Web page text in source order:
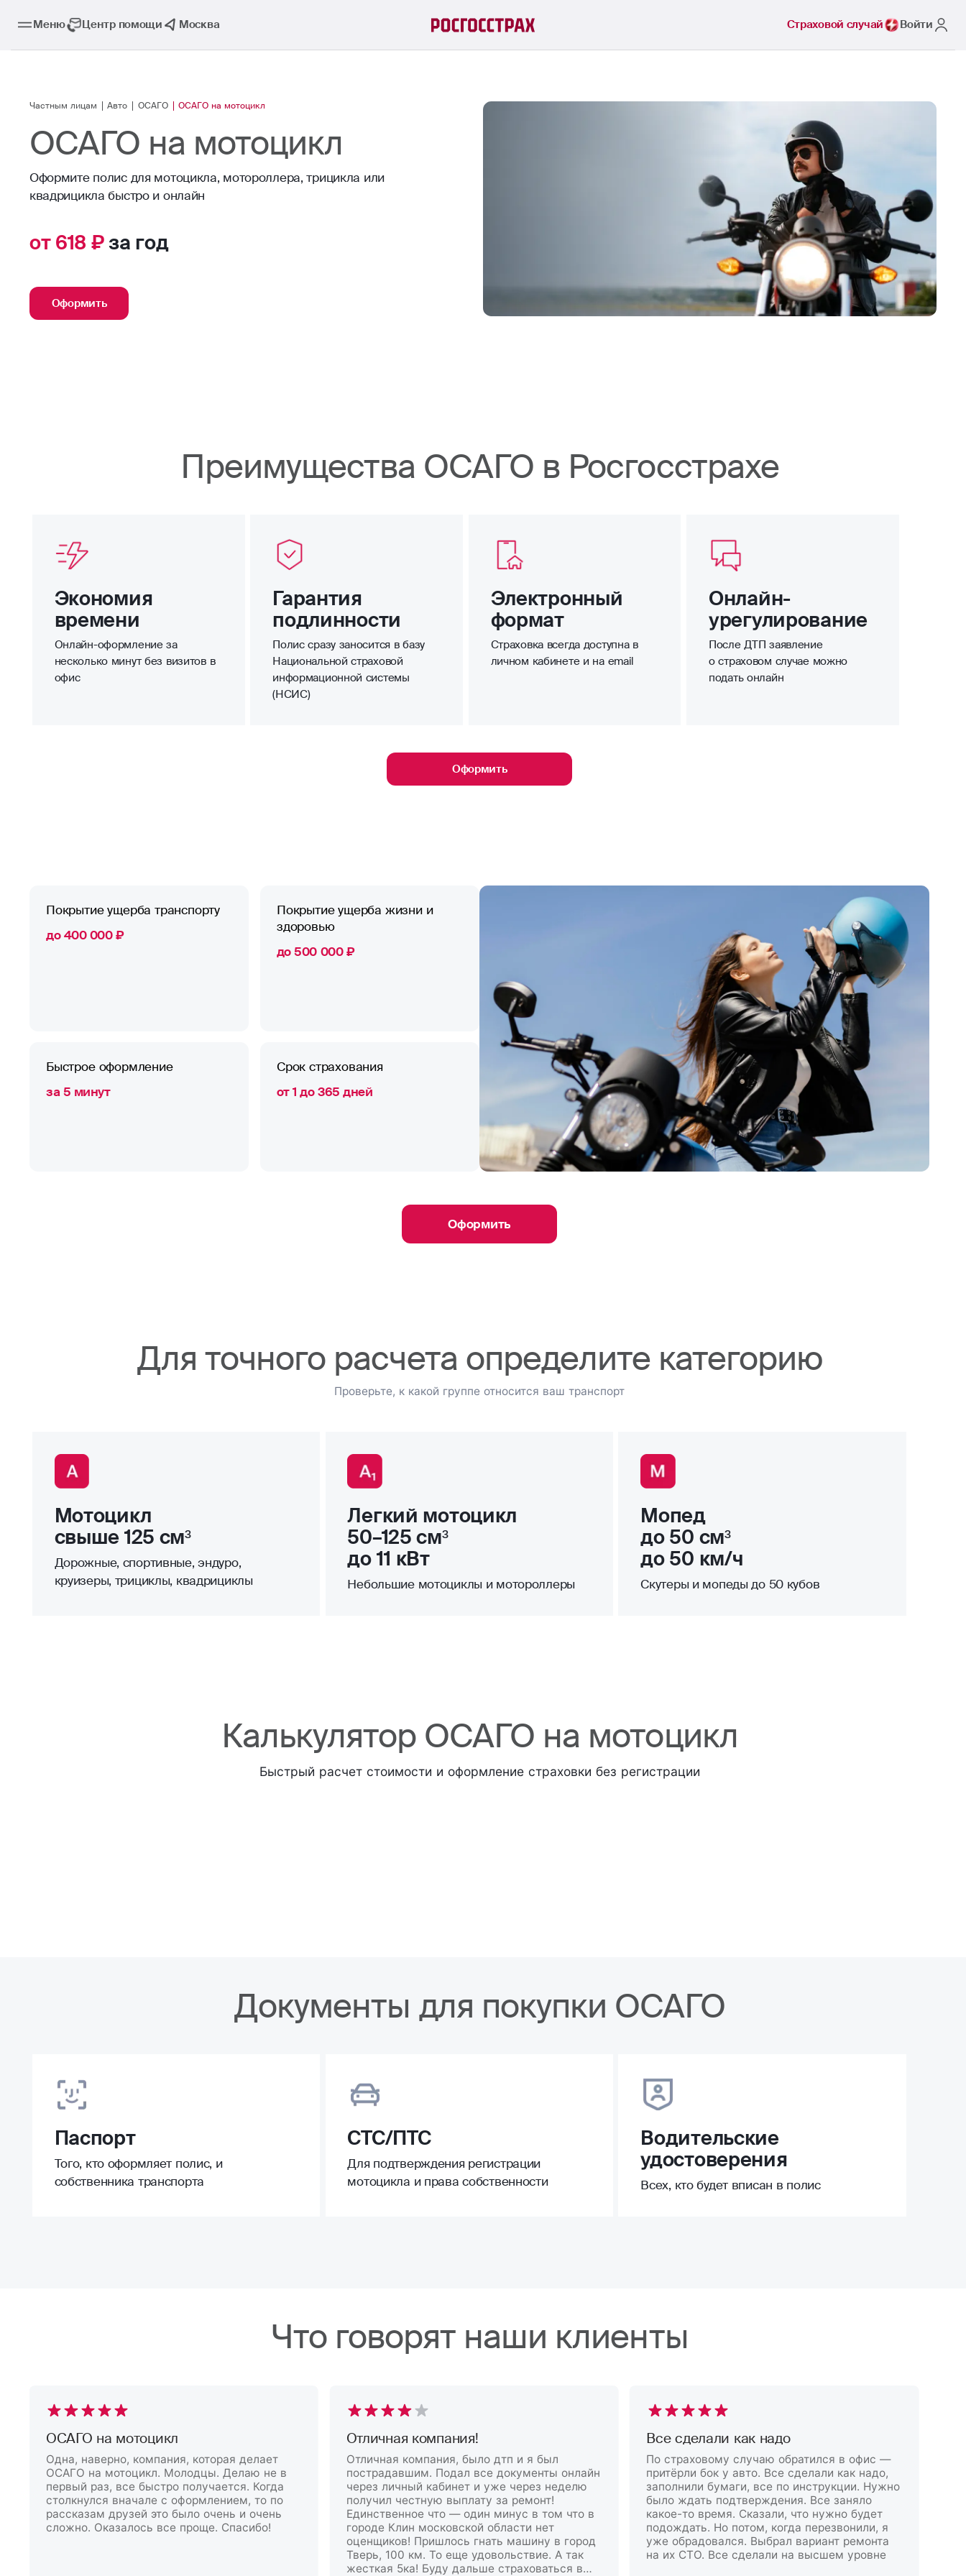
Меню Центр помощи Москва Страховой случай Войти
Частным лицам Авто ОСАГО ОСАГО на мотоцикл
ОСАГО на мотоцикл
Оформите полис для мотоцикла, мотороллера, трицикла или
квадрицикла быстро и онлайн
от 618 ₽за год
Оформить
Преимущества ОСАГО в Росгосстрахе
Экономия
времени
Онлайн-оформление за
несколько минут без визитов в
офис
Гарантия
подлинности
Полис сразу заносится в базу
Национальной страховой
информационной системы
(НСИС)
Электронный
формат
Страховка всегда доступна в
личном кабинете и на email
Онлайн-
урегулирование
После ДТП заявление
о страховом случае можно
подать онлайн
Оформить
Покрытие ущерба транспорту
до 400 000 ₽
Покрытие ущерба жизни и
здоровью
до 500 000 ₽
Быстрое оформление
за 5 минут
Срок страхования
от 1 до 365 дней
Оформить
Для точного расчета определите категорию
Проверьте, к какой группе относится ваш транспорт
Мотоцикл
свыше 125 см³
Дорожные, спортивные, эндуро,
круизеры, трициклы, квадрициклы
Легкий мотоцикл
50–125 см³
до 11 кВт
Небольшие мотоциклы и мотороллеры
Мопед
до 50 см³
до 50 км/ч
Скутеры и мопеды до 50 кубов
Калькулятор ОСАГО на мотоцикл
Быстрый расчет стоимости и оформление страховки без регистрации
Документы для покупки ОСАГО
Паспорт
Того, кто оформляет полис, и
собственника транспорта
СТС/ПТС
Для подтверждения регистрации
мотоцикла и права собственности
Водительские
удостоверения
Всех, кто будет вписан в полис
Что говорят наши клиенты
ОСАГО на мотоцикл
Одна, наверно, компания, которая делает
ОСАГО на мотоцикл. Молодцы. Делаю не в
первый раз, все быстро получается. Когда
столкнулся вначале с оформлением, то по
рассказам друзей это было очень и очень
сложно. Оказалось все проще. Спасибо!
Отличная компания!
Отличная компания, было дтп и я был
пострадавшим. Подал все документы онлайн
через личный кабинет и уже через неделю
получил честную выплату за ремонт!
Единственное что — один минус в том что в
городе Клин московской области нет
оценщиков! Пришлось гнать машину в город
Тверь, 100 км. То еще удовольствие. А так
жесткая 5ка! Буду дальше страховаться в
Все сделали как надо
По страховому случаю обратился в офис —
притёрли бок у авто. Все сделали как надо,
заполнили бумаги, все по инструкции. Нужно
было ждать подтверждения. Все заняло
какое-то время. Сказали, что нужно будет
подождать. Но потом, когда перезвонили, я
уже обрадовался. Выбрал вариант ремонта
на их СТО. Все сделали на высшем уровне